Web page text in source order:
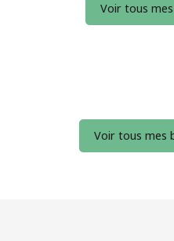
Voir tous
Voir tous mes